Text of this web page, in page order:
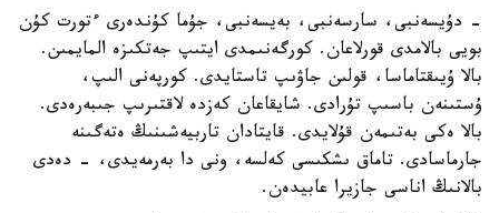
- دۇيسەنبى، سارسەنبى، بەيسەنبى، جۇما كۇندەرى ءتورت كۇن
بويى بالامدى قورلاعان. كورگەنىمدى ايتىپ جەتكىزە المايمىن.
بالا ۇيىقتاماسا، قولىن جاۋىپ تاستايدى. كورپەنى الىپ،
ۇستىنەن باسىپ تۇرادى. شايقاعان كەزدە لاقتىرىپ جىبەرەدى.
بالا ەكى بەتىمەن قۇلايدى. قايتادان تاربيەشىنىڭ ەتەگىنە
جارماسادى. تاماق ىشكىسى كەلسە، ونى دا بەرمەيدى، - دەدى
بالانىڭ اناسى جازيرا عابيدەن.